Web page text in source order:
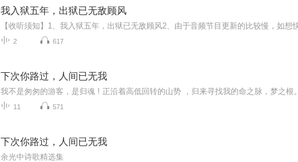
我入狱五年，出狱已无敌顾风
2 617
下次你路过，人间已无我
我不是匆匆的游客，是归魂 ! 正沿着高低回转的山势 ，归来寻找我的命之脉，梦之根。
11 571
下次你路过，人间已无我
余光中诗歌精选集